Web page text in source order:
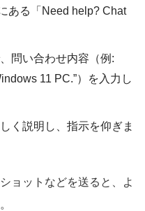
ある「Need help? Chat
問い合わせ内容（例:
11 PC.”）を入力し
く説明し、指示を仰ぎま
ョットなどを送ると、よ